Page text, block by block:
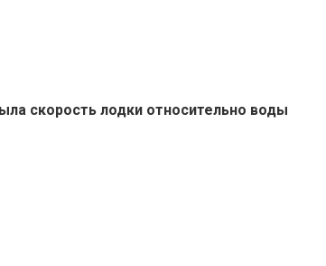
скорость лодки относительно воды